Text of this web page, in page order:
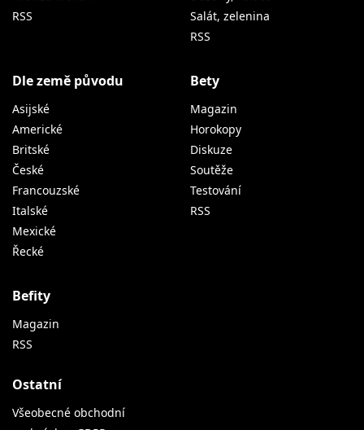
RSS
Salát, zelenina
RSS
Dle země původu
Asijské
Americké
Britské
České
Francouzské
Italské
Mexické
Řecké
Bety
Magazin
Horokopy
Diskuze
Soutěže
Testování
RSS
Befity
Magazin
RSS
Ostatní
Všeobecné obchodní